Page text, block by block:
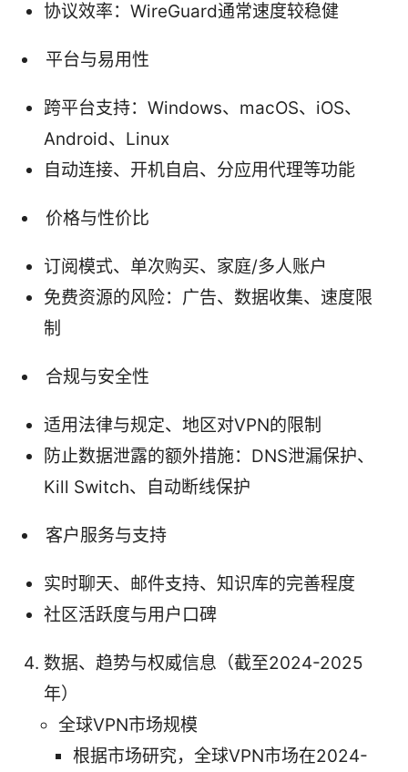
协议效率：WireGuard通常速度较稳健
平台与易用性
跨平台支持：Windows、macOS、iOS、
Android、Linux
自动连接、开机自启、分应用代理等功能
价格与性价比
订阅模式、单次购买、家庭/多人账户
免费资源的风险：广告、数据收集、速度限
制
合规与安全性
适用法律与规定、地区对VPN的限制
防止数据泄露的额外措施：DNS泄漏保护、
Kill Switch、自动断线保护
客户服务与支持
实时聊天、邮件支持、知识库的完善程度
社区活跃度与用户口碑
数据、趋势与权威信息（截至2024-2025
年）
全球VPN市场规模
根据市场研究，全球VPN市场在2024-